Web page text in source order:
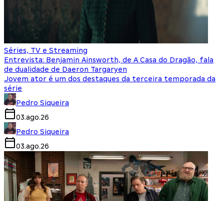
Séries, TV e Streaming
Entrevista: Benjamin Ainsworth, de A Casa do Dragão, fala
de dualidade de Daeron Targaryen
Jovem ator é um dos destaques da terceira temporada da
série
Pedro Siqueira
03.ago.26
Pedro Siqueira
03.ago.26